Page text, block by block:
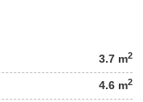
3.7 m2
4.6 m2